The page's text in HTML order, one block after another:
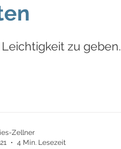
zu geben.
Zellner
4 Min. Lesezeit